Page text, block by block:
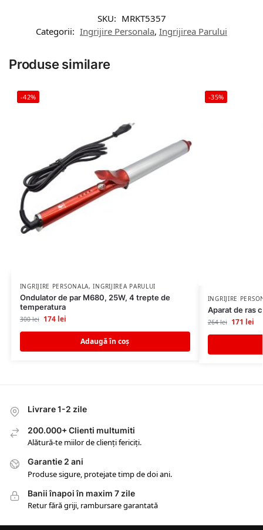
SKU: MRKT5357
Categorii: Ingrijire Personala, Ingrijirea Parului
Produse similare
-42%
INGRIJIRE PERSONALA,INGRIJIREA PARULUI
Ondulator de par M680, 25W, 4 trepte de
temperatura
300lei 174 lei
Adaugă în coș
-35%
INGRIJIRE
Aparat de ras
264lei 171 lei
Livrare 1-2 zile
200.000+ Clienti multumiti
Alătură-te miilor de clienți fericiți.
Garantie 2 ani
Produse sigure, protejate timp de doi ani.
Banii înapoi în maxim 7 zile
Retur fără griji, rambursare garantată